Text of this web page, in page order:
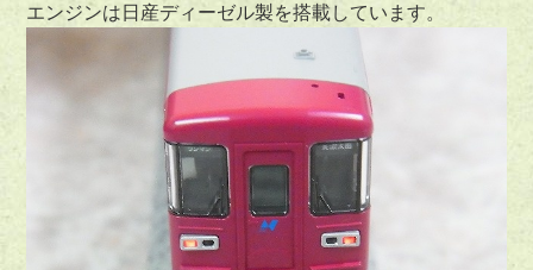
エンジンは日産ディーゼル製を搭載しています。